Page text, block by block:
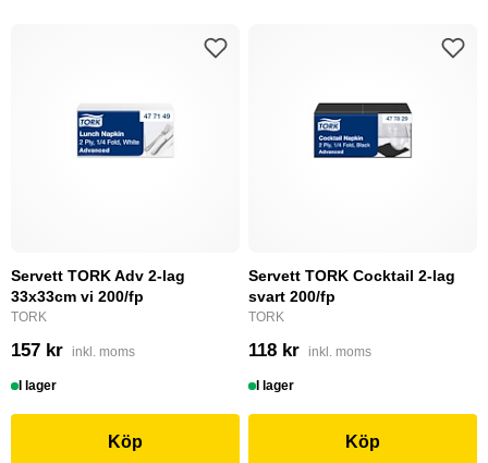
Servett TORK Adv 2-lag
33x33cm vi 200/fp
TORK
157 kr inkl. moms
I lager
Köp
Servett TORK Cocktail 2-lag
svart 200/fp
TORK
118 kr inkl. moms
I lager
Köp